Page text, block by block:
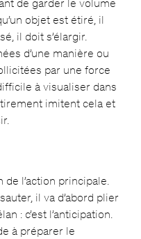
objet est étiré, il
il doit s’élargir.
d’une manière ou
par une force
à visualiser dans
imitent cela et
de l’action principale.
il va d’abord plier
: c’est l’anticipation.
à préparer le